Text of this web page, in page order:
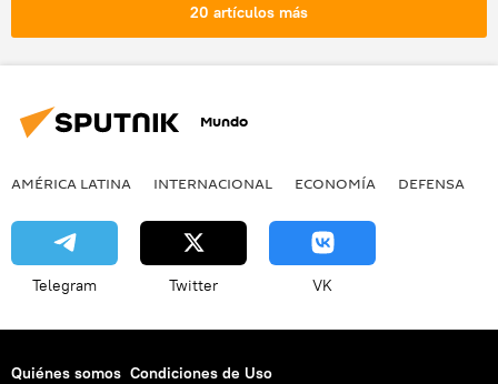
20 artículos más
Mundo
AMÉRICA LATINA INTERNACIONAL ECONOMÍA DEFENSA
Telegram Twitter VK
Quiénes somos Condiciones de Uso